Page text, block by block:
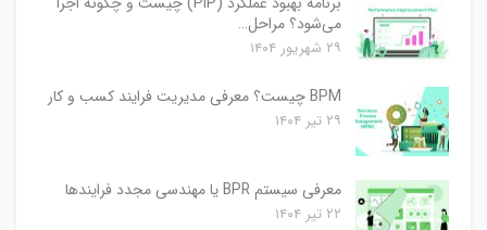
می‌شود؟ مراحل…
۲۹ شهریور ۱۴۰۴
BPM چیست؟ معرفی مدیریت فرایند کسب و کار
۲۹ تیر ۱۴۰۴
معرفی سیستم BPR یا مهندسی مجدد فرایندها
۲۲ تیر ۱۴۰۴